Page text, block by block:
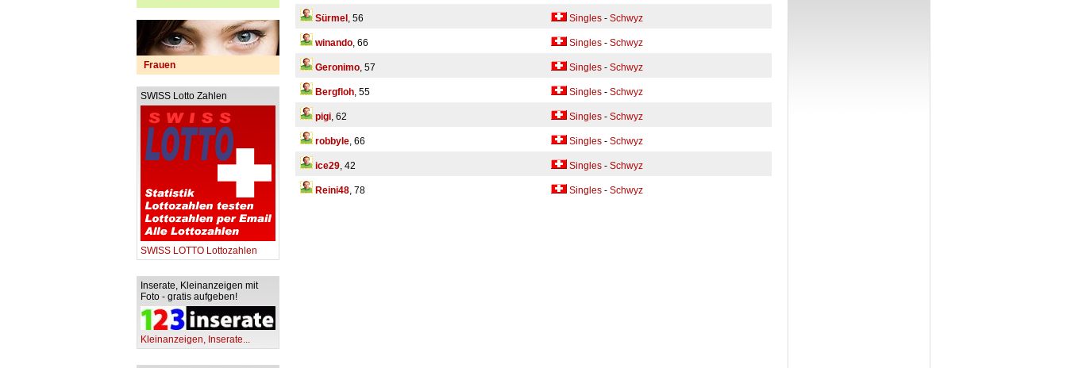
Frauen
SWISS Lotto Zahlen
SWISS LOTTO Lottozahlen
Inserate, Kleinanzeigen mit
Foto - gratis aufgeben!
Kleinanzeigen, Inserate...
Sürmel , 56 Singles - Schwyz
winando, 66 Singles - Schwyz
Geronimo, 57 Singles - Schwyz
Bergfloh, 55 Singles - Schwyz
pigi, 62 Singles - Schwyz
robbyle, 66 Singles - Schwyz
ice29, 42 Singles - Schwyz
Reini48, 78 Singles - Schwyz